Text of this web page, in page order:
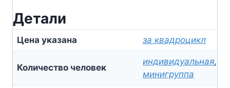
Детали
Цена указана за квадроцикл
Количество человек
индивидуальная,
минигруппа